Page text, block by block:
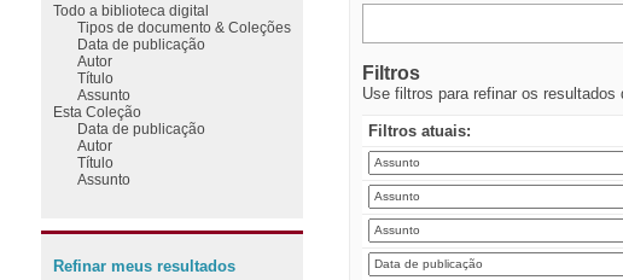
Filtros
Use filtros para refinar os resultados
Filtros atuais:
Todo a biblioteca digital
Tipos de documento & Coleções
Data de publicação
Autor
Título
Assunto
Esta Coleção
Data de publicação
Autor
Título
Assunto
Refinar meus resultados